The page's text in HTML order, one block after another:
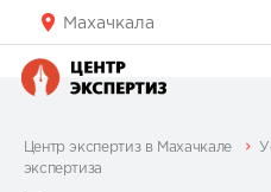
Махачкала
Центр экспертиз в Махачкале
экспертиза